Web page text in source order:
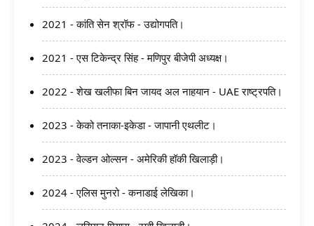
2021 - कांति सेन श्रॉफ - उद्योगपति।
2021 - एस टिकेन्द्र सिंह - मणिपुर बीजेपी अध्यक्ष।
2022 - शेख खलीफा बिन जायद अल नाहयान - UAE राष्ट्रपति।
2023 - केको तनाका-इकेडा - जापानी एथलीट।
2023 - वेल्डन ओल्सन - अमेरिकी हॉकी खिलाड़ी।
2024 - एलिस मुनरो - कनाडाई लेखिका।